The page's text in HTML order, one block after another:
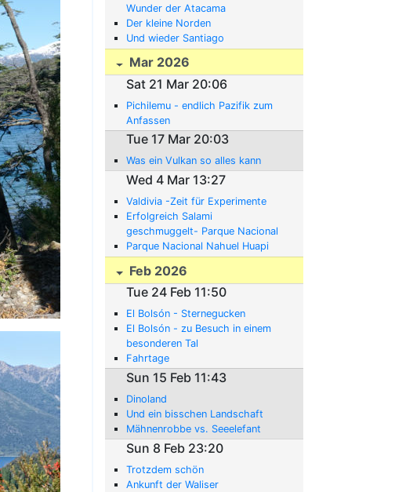
Wunder der Atacama
Der kleine Norden
Und wieder Santiago
Mar 2026
Sat 21 Mar 20:06
Pichilemu - endlich Pazifik zum
Anfassen
Tue 17 Mar 20:03
Was ein Vulkan so alles kann
Wed 4 Mar 13:27
Valdivia -Zeit für Experimente
Erfolgreich Salami
geschmuggelt- Parque Nacional
Puyehue
Parque Nacional Nahuel Huapi
Feb 2026
Tue 24 Feb 11:50
El Bolsón - Sternegucken
El Bolsón - zu Besuch in einem
besonderen Tal
Fahrtage
Sun 15 Feb 11:43
Dinoland
Und ein bisschen Landschaft
Mähnenrobbe vs. Seeelefant
Sun 8 Feb 23:20
Trotzdem schön
Ankunft der Waliser